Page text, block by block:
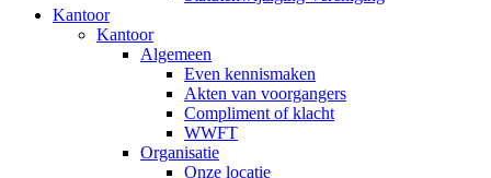
Kantoor
Kantoor
Algemeen
Even kennismaken
Akten van voorgangers
Compliment of klacht
WWFT
Organisatie
Onze locatie